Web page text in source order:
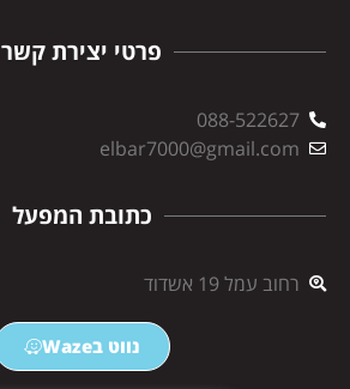
פרטי יצירת קשר
088-522627
elbar7000@gmail.com
כתובת המפעל
רחוב עמל 19 אשדוד
נווט בWaze